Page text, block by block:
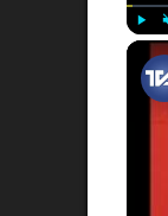
Play